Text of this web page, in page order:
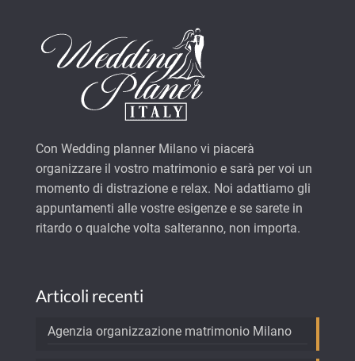
Con Wedding planner Milano vi piacerà
organizzare il vostro matrimonio e sarà per voi un
momento di distrazione e relax. Noi adattiamo gli
appuntamenti alle vostre esigenze e se sarete in
ritardo o qualche volta salteranno, non importa.
Articoli recenti
Agenzia organizzazione matrimonio Milano